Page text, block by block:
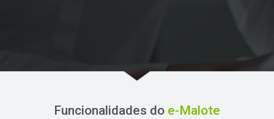
Funcionalidades do e-Malote